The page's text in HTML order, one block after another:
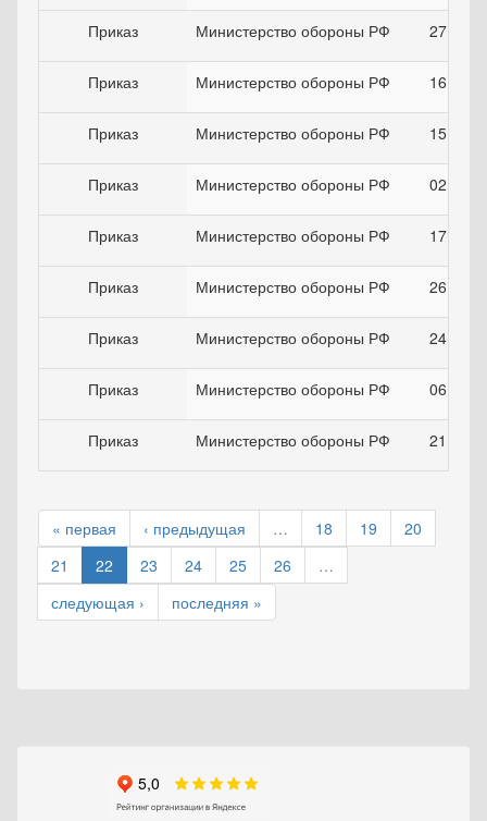
Приказ Министерство обороны РФ
Приказ Министерство обороны РФ
Приказ Министерство обороны РФ
Приказ Министерство обороны РФ
Приказ Министерство обороны РФ
Приказ Министерство обороны РФ
Приказ Министерство обороны РФ
Приказ Министерство обороны РФ
Приказ Министерство обороны РФ
« первая ‹ предыдущая … 18 19
20
21
22 23 24 25 26
…
следующая ›
последняя »